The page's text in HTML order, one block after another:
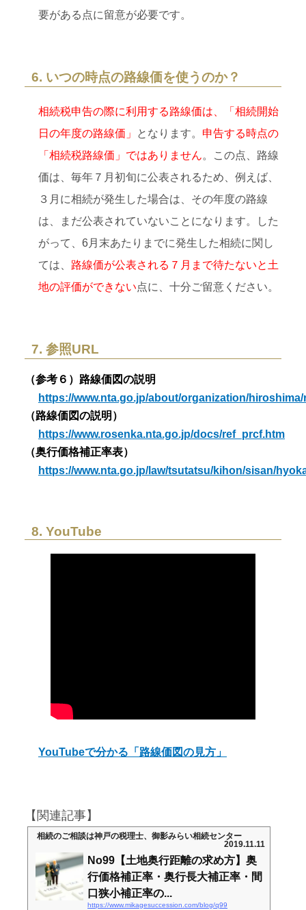
要がある点に留意が必要です。
6. いつの時点の路線価を使うのか？
相続税申告の際に利用する路線価は、「相続開始
日の年度の路線価」
となります。 申告する時点の
「相続税路線価」ではありません。この点、路線
価は、毎年７月初旬に公表されるため、例えば、
３月に相続が発生した場合は、その年度の路線
は、まだ公表されていないことになります。した
がって、6月末あたりまでに発生した相続に関し
ては、 路線価が公表される７月まで待たないと土
地の評価ができない点に、十分ご留意ください。
7. 参照URL
（参考６）路線価図の説明
https://www.nta.go.jp/about/organization/
（路線価図の説明）
https://www.rosenka.nta.go.jp/docs/ref_prcf.htm
（奥行価格補正率表）
https://www.nta.go.jp/law/tsutatsu/kihon/sisan/
8. YouTube
YouTubeで分かる「路線価図の見方」
【関連記事】
相続のご相談は神戸の税理士、御影みらい相続センター
2019.11.11
No99【土地奥行距離の求め方】奥
行価格補正率・奥行長大補正率・間
口狭小補正率の...
https://www.mikagesuccession.com/blog/q99